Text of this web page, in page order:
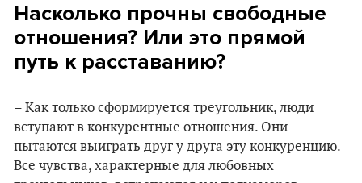
Насколько прочны свободные
отношения? Или это прямой
путь к расставанию?
– Как только сформируется треугольник, люди
вступают в конкурентные отношения. Они
пытаются выиграть друг у друга эту конкуренцию.
Все чувства, характерные для любовных